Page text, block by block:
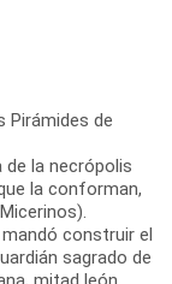
Pirámides de
la necrópolis
la conforman,
construir el
sagrado de